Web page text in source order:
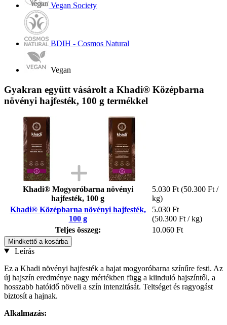
Vegan Society
BDIH - Cosmos Natural
Vegan
Gyakran együtt vásárolt a Khadi® Középbarna
növényi hajfesték, 100 g termékkel
Khadi® Mogyoróbarna növényi
hajfesték, 100 g
5.030 Ft (50.300 Ft /
kg)
Khadi® Középbarna növényi hajfesték,
100 g
5.030 Ft
(50.300 Ft / kg)
Teljes összeg:
10.060 Ft
Mindkettő a kosárba
Leírás
Ez a Khadi növényi hajfesték a hajat mogyoróbarna színűre festi. Az
új hajszín eredménye nagy mértékben függ a kiinduló hajszíntől, a
hosszabb hatóidő növeli a szín intenzitását. Teltséget és ragyogást
biztosít a hajnak.
Alkalmazás: